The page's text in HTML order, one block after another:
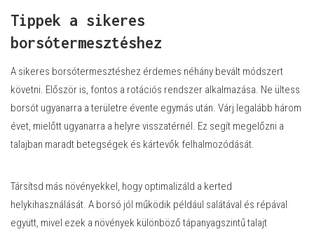
Tippek a sikeres
borsótermesztéshez
A sikeres borsótermesztéshez érdemes néhány bevált módszert
követni. Először is, fontos a rotációs rendszer alkalmazása. Ne ültess
borsót ugyanarra a területre évente egymás után. Várj legalább három
évet, mielőtt ugyanarra a helyre visszatérnél. Ez segít megelőzni a
talajban maradt betegségek és kártevők felhalmozódását.
Társítsd más növényekkel, hogy optimalizáld a kerted
helykihasználását. A borsó jól működik például salátával és répával
együtt, mivel ezek a növények különböző tápanyagszintű talajt